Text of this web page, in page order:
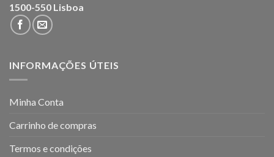
1500-550 Lisboa
INFORMAÇÕES ÚTEIS
Minha Conta
Carrinho de compras
Termos e condições